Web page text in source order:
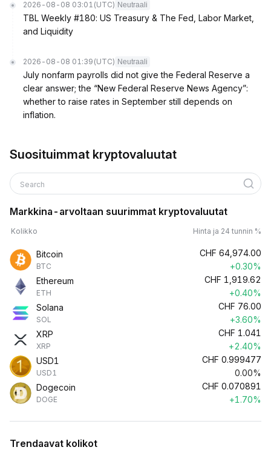
2026-08-08 03:01 (UTC) Neutraali
TBL Weekly #180: US Treasury & The Fed, Labor Market,
and Liquidity
2026-08-08 01:39 (UTC) Neutraali
July nonfarm payrolls did not give the Federal Reserve a
clear answer; the “New Federal Reserve News Agency”:
whether to raise rates in September still depends on
inflation.
Suosituimmat kryptovaluutat
Search
Markkina-arvoltaan suurimmat kryptovaluutat
Kolikko Hinta ja 24 tunnin %
Bitcoin
BTC
CHF 64,974.00
+0.30%
Ethereum
ETH
CHF 1,919.62
+0.40%
Solana
SOL
CHF 76.00
+3.60%
XRP
XRP
CHF 1.041
+2.40%
USD1
USD1
CHF 0.999477
0.00%
Dogecoin
DOGE
CHF 0.070891
+1.70%
Trendaavat kolikot